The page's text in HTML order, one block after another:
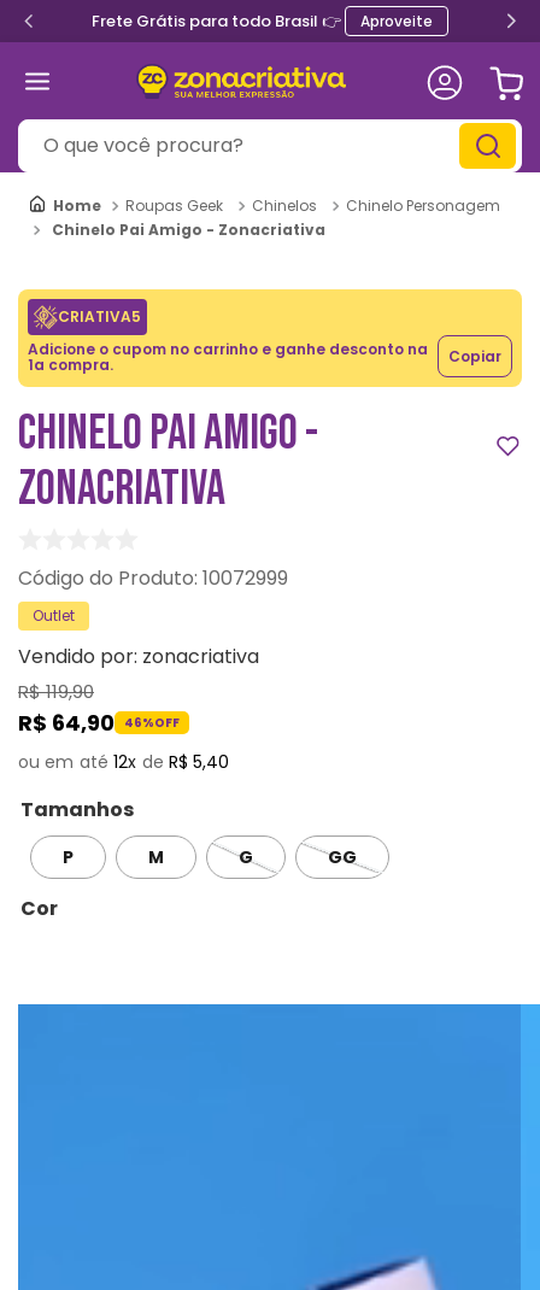
Frete Grátis para todo Brasil 👉 Aproveite
O que você procura?
Roupas Geek Chinelos
Chinelo Personagem
Chinelo Pai Amigo - Zonacriativa
CRIATIVA5
Adicione o cupom no carrinho e ganhe desconto na
1a compra. Copiar
CHINELO PAI AMIGO -
ZONACRIATIVA
: 10072999
Outlet
Vendido por: zonacriativa
R$119,90
R$ 64,90 46%OFF
12 R$ 5,40
Tamanhos
P M G GG
Cor